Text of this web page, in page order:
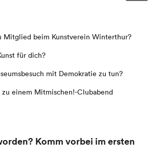
Mitglied beim Kunstverein Winterthur?
für dich?
mit Demokratie zu tun?
einem Mitmischen!-Clubabend
Komm vorbei im ersten